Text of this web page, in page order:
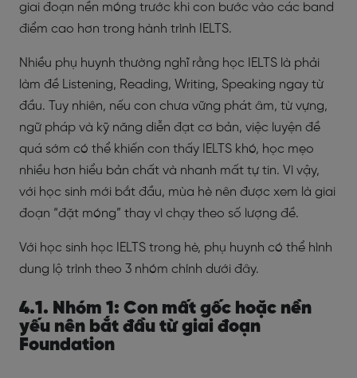
giai đoạn nền móng trước khi con bước vào các band
điểm cao hơn trong hành trình IELTS.
Nhiều phụ huynh thường nghĩ rằng học IELTS là phải
làm đề Listening, Reading, Writing, Speaking ngay từ
đầu. Tuy nhiên, nếu con chưa vững phát âm, từ vựng,
ngữ pháp và kỹ năng diễn đạt cơ bản, việc luyện đề
quá sớm có thể khiến con thấy IELTS khó, học mẹo
nhiều hơn hiểu bản chất và nhanh mất tự tin. Vì vậy,
với học sinh mới bắt đầu, mùa hè nên được xem là giai
đoạn “đặt móng” thay vì chạy theo số lượng đề.
Với học sinh học IELTS trong hè, phụ huynh có thể hình
dung lộ trình theo 3 nhóm chính dưới đây.
4.1. Nhóm 1: Con mất gốc hoặc nền
yếu nên bắt đầu từ giai đoạn
Foundation